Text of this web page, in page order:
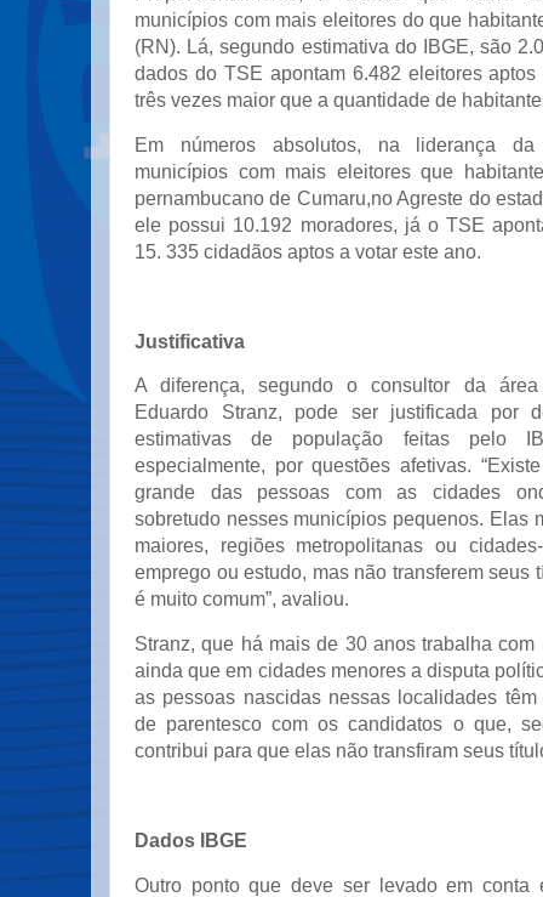
municípios com mais eleitores do que
(RN). Lá, segundo estimativa do IBGE, são
dados do TSE apontam 6.482 eleitores
três vezes maior que a quantidade de
Em números absolutos, na liderança
municípios com mais eleitores que
pernambucano de Cumaru,no Agreste do
ele possui 10.192 moradores, já o TSE
15. 335 cidadãos aptos a votar este ano.
Justificativa
A diferença, segundo o consultor da
Eduardo Stranz, pode ser justificada por
estimativas de população feitas pelo
especialmente, por questões afetivas.
grande das pessoas com as cidades
sobretudo nesses municípios pequenos. Elas
maiores, regiões metropolitanas ou
emprego ou estudo, mas não transferem seus
é muito comum”, avaliou.
Stranz, que há mais de 30 anos trabalha com
ainda que em cidades menores a disputa
as pessoas nascidas nessas localidades
de parentesco com os candidatos o que,
contribui para que elas não transfiram seus
Dados IBGE
Outro ponto que deve ser levado em conta